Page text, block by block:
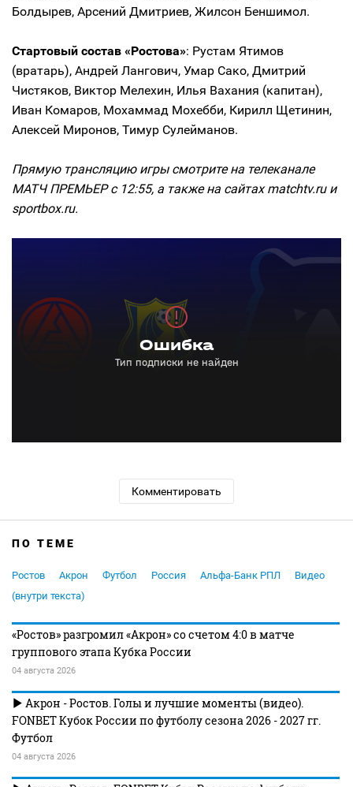
Болдырев, Арсений Дмитриев, Жилсон Беншимол.
Стартовый состав «Ростова»: Рустам Ятимов
(вратарь), Андрей Лангович, Умар Сако, Дмитрий
Чистяков, Виктор Мелехин, Илья Вахания (капитан),
Иван Комаров, Мохаммад Мохебби, Кирилл Щетинин,
Алексей Миронов, Тимур Сулейманов.
Прямую трансляцию игры смотрите на телеканале
МАТЧ ПРЕМЬЕР с 12:55, а также на сайтах matchtv.ru и
sportbox.ru.
Комментировать
ПО ТЕМЕ
Ростов Акрон Футбол Россия Альфа-Банк РПЛ
Видео
(внутри текста)
«Ростов» разгромил «Акрон» со счетом 4:0 в матче
группового этапа Кубка России
04 августа 2026
Акрон - Ростов. Голы и лучшие моменты (видео).
FONBET Кубок России по футболу сезона 2026 - 2027 гг.
Футбол
04 августа 2026